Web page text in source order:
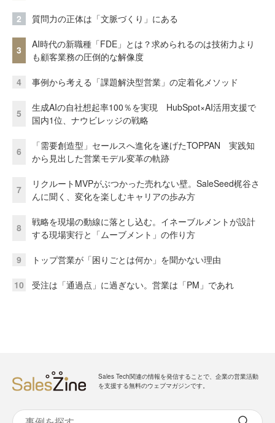
2 質問力の正体は「文脈づくり」にある
3
AI時代の新職種「FDE」とは？求められるのは技術力より
も顧客業務の圧倒的な解像度
4 事例から考える「課題解決型営業」の定着化メソッド
5
生成AIの自社想起率100％を実現 HubSpot×AI活用支援で
国内1位、ナウビレッジの戦略
6
「需要創造型」セールスへ進化を遂げたTOPPAN 実践知
から見出した営業モデル変革の軌跡
7
リクルートMVPがぶつかった売れない壁。SaleSeed梶谷さ
んに聞く、変化を楽しむキャリアの歩み方
8
戦略を現場の動線に落とし込む。イネーブルメントが設計
する現場実行と「ムーブメント」の作り方
9 トップ営業が「困りごとは何か」を聞かない理由
10 受注は「通過点」に過ぎない。営業は「PM」であれ
Sales Tech関連の情報を発信することで、企業の営業活動
を支援する無料のウェブマガジンです。